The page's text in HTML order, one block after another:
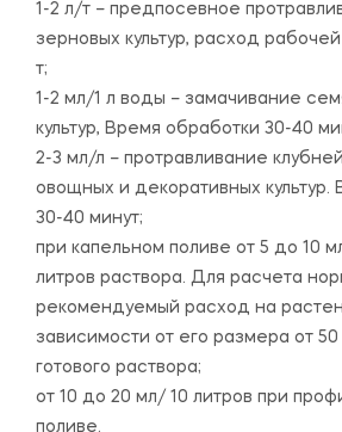
1-2 л/т – предпосевное
зерновых культур, расход
т;
1-2 мл/1 л воды – замачивание
культур, Время обработки 30-40
2-3 мл/л – протравливание
овощных и декоративных культур.
30-40 минут;
при капельном поливе от 5 до 10
литров раствора. Для расчета
рекомендуемый расход на
зависимости от его размера от
готового раствора;
от 10 до 20 мл/ 10 литров при
поливе.